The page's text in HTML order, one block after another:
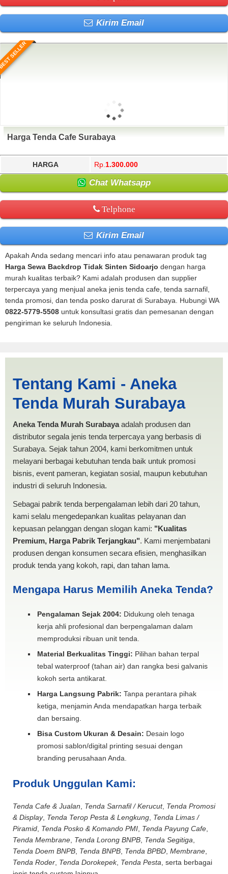
Kirim Email
SELLER
Harga Tenda Cafe Surabaya
HARGA Rp. 1.300.000
Chat Whatsapp
Telphone
Kirim Email
Apakah Anda sedang mencari info atau penawaran produk tag
Harga Sewa Backdrop Tidak Sinten Sidoarjo dengan harga
murah kualitas terbaik? Kami adalah produsen dan supplier
terpercaya yang menjual aneka jenis tenda cafe, tenda sarnafil,
tenda promosi, dan tenda posko darurat di Surabaya. Hubungi WA
0822-5779-5508 untuk konsultasi gratis dan pemesanan dengan
pengiriman ke seluruh Indonesia.
Sinten Sidoarjo | PRODUKSI
ANEKA TENDA MURAH
Tentang Kami - Aneka
Tenda Murah Surabaya
Aneka Tenda Murah Surabayaadalah produsen dan
distributor segala jenis tenda terpercaya yang berbasis di
Surabaya. Sejak tahun 2004, kami berkomitmen untuk
melayani berbagai kebutuhan tenda baik untuk promosi
bisnis, event pameran, kegiatan sosial, maupun kebutuhan
industri di seluruh Indonesia.
Sebagai pabrik tenda berpengalaman lebih dari 20 tahun,
kami selalu mengedepankan kualitas pelayanan dan
kepuasan pelanggan dengan slogan kami: "Kualitas
Premium, Harga Pabrik Terjangkau". Kami menjembatani
produsen dengan konsumen secara efisien, menghasilkan
produk tenda yang kokoh, rapi, dan tahan lama.
Mengapa Harus Memilih Aneka Tenda?
Pengalaman Sejak 2004: Didukung oleh tenaga
kerja ahli profesional dan berpengalaman dalam
memproduksi ribuan unit tenda.
Material Berkualitas Tinggi: Pilihan bahan terpal
tebal waterproof (tahan air) dan rangka besi galvanis
kokoh serta antikarat.
Harga Langsung Pabrik: Tanpa perantara pihak
ketiga, menjamin Anda mendapatkan harga terbaik
dan bersaing.
Bisa Custom Ukuran & Desain: Desain logo
promosi sablon/digital printing sesuai dengan
branding perusahaan Anda.
Produk Unggulan Kami:
Tenda Cafe & Jualan Tenda Sarnafil / Kerucut, Tenda Promosi
& Display, Tenda Terop Pesta & Lengkung Tenda Limas /
Piramid Tenda Posko & Komando PMI Tenda Payung Cafe
Tenda Membrane Tenda Lorong BNPB Tenda Segitiga
Tenda Doem BNPB Tenda BNPB Tenda BPBD Membrane
Tenda Roder Tenda Dorokepek, Tenda Pesta , serta berbagai